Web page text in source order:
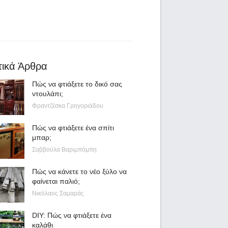
Άρθρα
Πώς να φτιάξετε το δικό σας
ντουλάπι;
Φραντζέσκα Γρηγοριάδου
Πώς να φτιάξετε ένα σπίτι
μπαρ;
Σαββούλα Βαριμπόμπη
Πώς να κάνετε το νέο ξύλο να
φαίνεται παλιό;
Νικόλαος Σαμαράς
DIY: Πώς να φτιάξετε ένα
καλάθι